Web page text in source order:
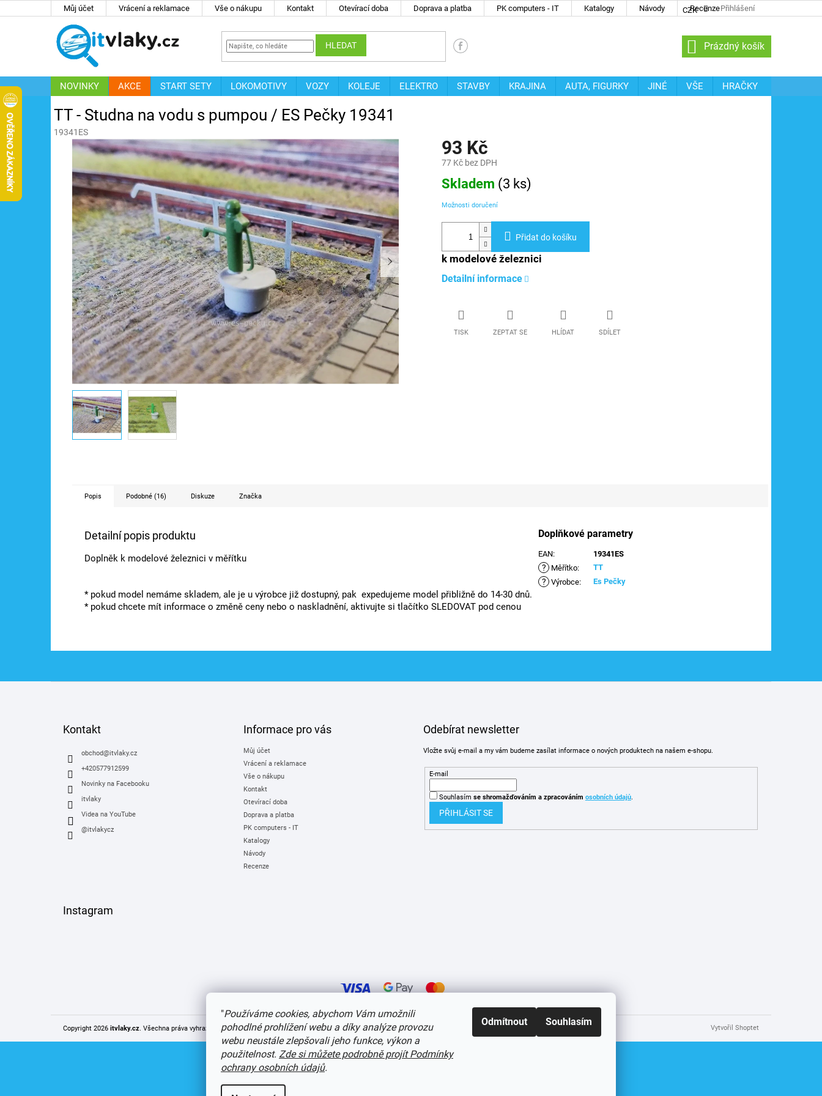
"Používáme cookies, abychom Vám umožnili
pohodlné prohlížení webu a díky analýze provozu
webu neustále zlepšovali jeho funkce, výkon a
použitelnost. Zde si můžete podrobně projít Podmínky
ochrany osobních údajů.
Odmítnout Souhlasím
Můj účet Vrácení a reklamace Vše o nákupu Kontakt Otevírací doba Doprava a platba PK computers - IT Katalogy Návody Recenze
CZK Přihlášení
HLEDAT
NÁKUPNÍ
KOŠÍK
Prázdný košík
NOVINKY AKCE START SETY LOKOMOTIVY VOZY KOLEJE ELEKTRO STAVBY KRAJINA AUTA, FIGURKY JINÉ VŠE
HRAČKY
ZNAČKY
TT - Studna na vodu s pumpou / ES Pečky 19341
19341ES
93 Kč
77 Kč bez DPH
Měrná
cena:
Skladem (3 ks)
Možnosti doručení
Přidat do košíku
k modelové železnici
Detailní informace
TISK ZEPTAT SE HLÍDAT SDÍLET
Popis Podobné (16) Diskuze Značka
Detailní popis produktu
Doplněk k modelové železnici v měřítku
* pokud model nemáme skladem, ale je u výrobce již dostupný, pak expedujeme model přibližně do 14-30 dnů.
* pokud chcete mít informace o změně ceny nebo o naskladnění, aktivujte si tlačítko SLEDOVAT pod cenou
Doplňkové parametry
EAN: 19341ES
? Měřítko: TT
? Výrobce: Es Pečky
Kontakt
obchod@itvlaky.cz
+420577912599
Novinky na Facebooku
itvlaky
Videa na YouTube
@itvlakycz
Informace pro vás
Můj účet
Vrácení a reklamace
Vše o nákupu
Kontakt
Otevírací doba
Doprava a platba
PK computers - IT
Katalogy
Návody
Recenze
Odebírat newsletter
Vložte svůj e-mail a my vám budeme zasílat informace o nových produktech na našem e-shopu.
E-mail
Souhlasím se shromažďováním a zpracováním osobních údajů.
PŘIHLÁSIT SE
Instagram
Vytvořil Shoptet
Copyright 2026 itvlaky.cz . Všechna práva vyhrazena.Upravit nastavení cookies